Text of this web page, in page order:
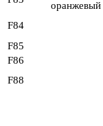
оранжевый
F84
F85
F86
F88